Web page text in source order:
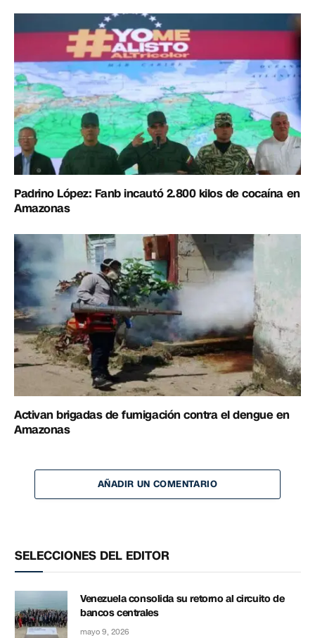
Padrino López: Fanb incautó 2.800 kilos de cocaína en
Amazonas
Activan brigadas de fumigación contra el dengue en
Amazonas
AÑADIR UN COMENTARIO
SELECCIONES DEL EDITOR
Venezuela consolida su retorno al circuito de
bancos centrales
mayo 9, 2026